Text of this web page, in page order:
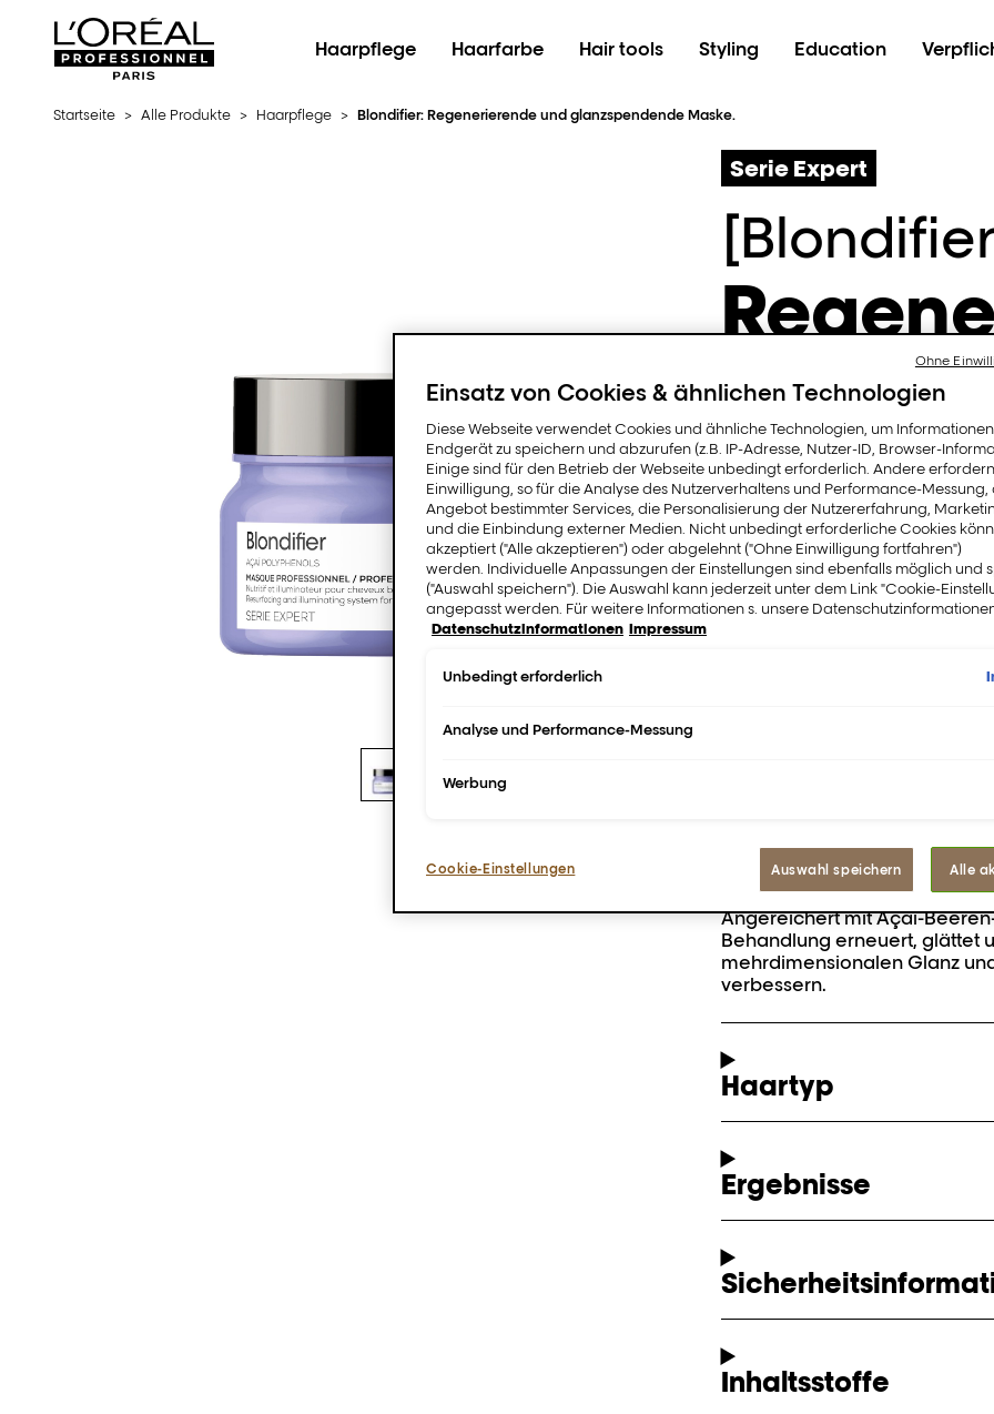
L'Oréal Professionnel Paris
Haarpflege
Haarfarbe Hair tools Styling Education
Startseite > Alle Produkte > Haarpflege > Blondifier: Regenerierende und glanzspendende Maske.
Serie Expert
und
Maske.
Versorgt mit Pflege
FINDE EINEN
Beschreibung
Angereichert mit Açai-
Behandlung erneuert, glättet
mehrdimensionalen Glanz
verbessern.
Haartyp
Ergebnisse
Inhaltsstoffe
Einsatz von Cookies & ähnlichen Technologien
Diese Webseite verwendet Cookies und ähnliche Technologien, um
Endgerät zu speichern und abzurufen (z.B. IP-Adresse, Nutzer-ID, Browser-
Einige sind für den Betrieb der Webseite unbedingt erforderlich. Andere
Einwilligung, so für die Analyse des Nutzerverhaltens und Performance-Messung,
Angebot bestimmter Services, die Personalisierung der Nutzererfahrung,
und die Einbindung externer Medien. Nicht unbedingt erforderliche Cookies
akzeptiert ("Alle akzeptieren") oder abgelehnt ("Ohne Einwilligung fortfahren")
werden. Individuelle Anpassungen der Einstellungen sind ebenfalls möglich und
("Auswahl speichern"). Die Auswahl kann jederzeit unter dem Link "Cookie-
angepasst werden. Für weitere Informationen s. unsere
Datenschutzinformationen Impressum
Unbedingt erforderlich
Analyse und Performance-Messung
Werbung
Cookie-Einstellungen Auswahl speichern Alle
Ohne